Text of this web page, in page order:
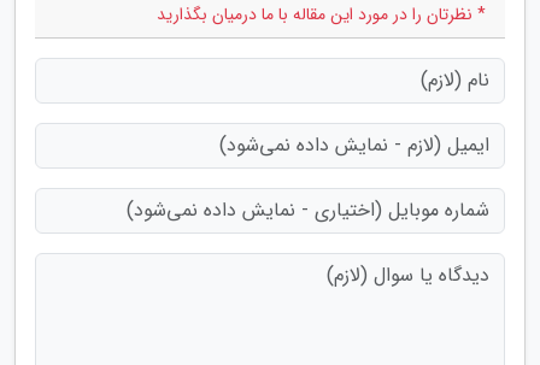
* نظرتان را در مورد این مقاله با ما درمیان بگذارید